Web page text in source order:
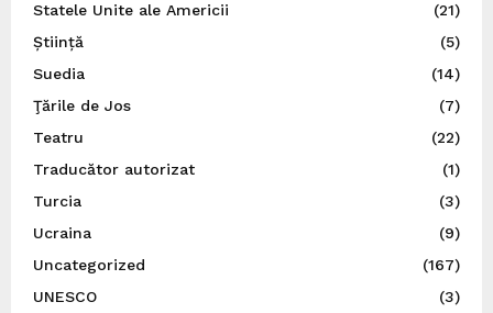
Statele Unite ale Americii
(21)
Știință
(5)
Suedia
(14)
Ţările de Jos
(7)
Teatru
(22)
Traducător autorizat
(1)
Turcia
(3)
Ucraina
(9)
Uncategorized
(167)
UNESCO
(3)